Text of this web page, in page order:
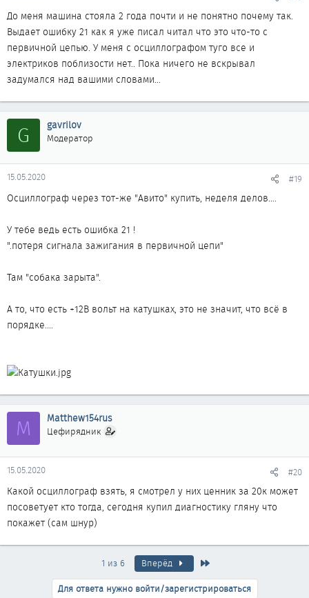
До меня машина стояла 2 года почти и не понятно почему так.
Выдает ошибку 21 как я уже писал читал что это что-то с
первичной цепью. У меня с осциллографом туго все и
электриков поблизости нет.. Пока ничего не вскрывал
задумался над вашими словами...
G gavrilov
Модератор
15.05.2020 #19
Осциллограф через тот-же "Авито" купить, неделя делов....
У тебе ведь есть ошибка 21 !
".потеря сигнала зажигания в первичной цепи"
Там "собака зарыта".
А то, что есть +12В вольт на катушках, это не значит, что всё в
порядке....
M Matthew154rus
Цефирядник
15.05.2020 #20
Какой осциллограф взять, я смотрел у них ценник за 20к может
посоветует кто тогда, сегодня купил диагностику гляну что
покажет (сам шнур)
1 из 6 Вперёд
Для ответа нужно войти/зарегистрироваться